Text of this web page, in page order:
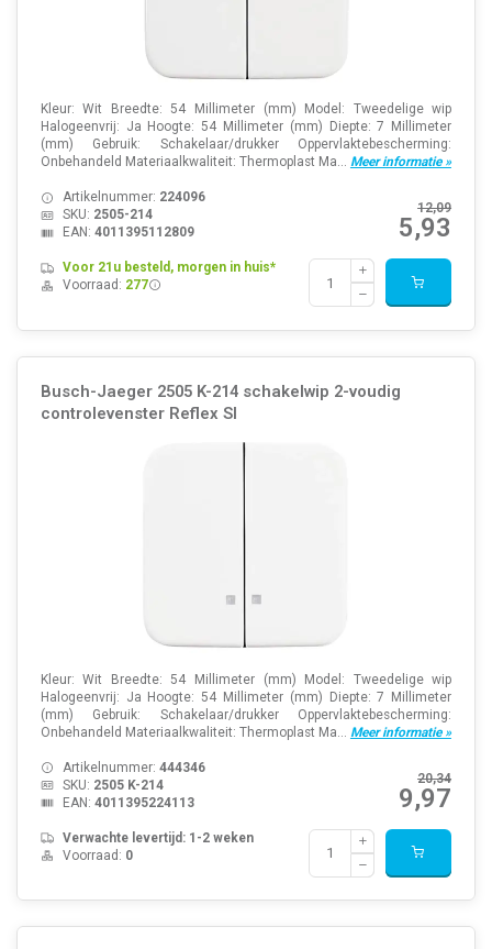
Kleur: Wit Breedte: 54 Millimeter (mm) Model: Tweedelige wip
Halogeenvrij: Ja Hoogte: 54 Millimeter (mm) Diepte: 7 Millimeter
(mm) Gebruik: Schakelaar/drukker Oppervlaktebescherming:
Onbehandeld Materiaalkwaliteit: Thermoplast Ma... Meer informatie »
12,09
5,93
Artikelnummer: 224096
SKU: 2505-214
EAN: 4011395112809
Voor 21u besteld, morgen in huis*
Voorraad: 277
Busch-Jaeger 2505 K-214 schakelwip 2-voudig
controlevenster Reflex SI
Kleur: Wit Breedte: 54 Millimeter (mm) Model: Tweedelige wip
Halogeenvrij: Ja Hoogte: 54 Millimeter (mm) Diepte: 7 Millimeter
(mm) Gebruik: Schakelaar/drukker Oppervlaktebescherming:
Onbehandeld Materiaalkwaliteit: Thermoplast Ma... Meer informatie »
20,34
9,97
Artikelnummer: 444346
SKU: 2505 K-214
EAN: 4011395224113
Verwachte levertijd: 1-2 weken
Voorraad: 0